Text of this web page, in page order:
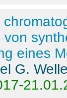
eines
G.